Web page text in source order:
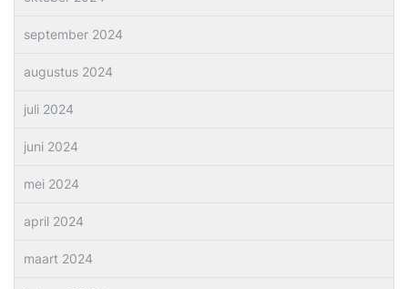
september 2024
augustus 2024
juli 2024
juni 2024
mei 2024
april 2024
maart 2024